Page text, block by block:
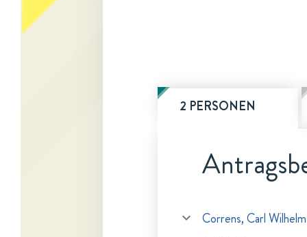
2 PERSONEN
Correns, Carl Wilhelm